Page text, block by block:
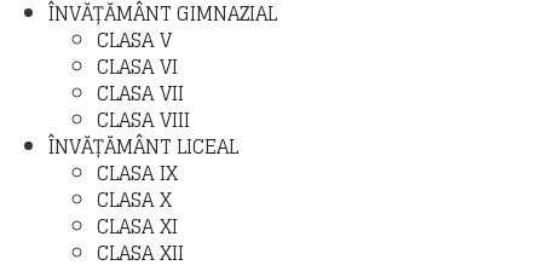
ÎNVĂȚĂMÂNT GIMNAZIAL
CLASA V
CLASA VI
CLASA VII
CLASA VIII
ÎNVĂȚĂMÂNT LICEAL
CLASA IX
CLASA X
CLASA XI
CLASA XII